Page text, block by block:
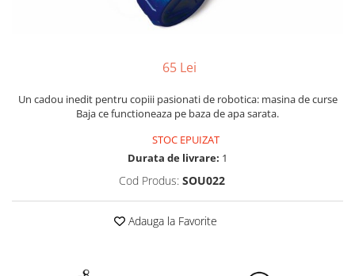
65 Lei
Un cadou inedit pentru copiii pasionati de robotica: masina de curse
Baja ce functioneaza pe baza de apa sarata.
STOC EPUIZAT
Durata de livrare: 1
Cod Produs: SOU022
Adauga la Favorite